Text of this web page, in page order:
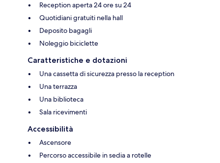
Reception aperta 24 ore su 24
Quotidiani gratuiti nella hall
Deposito bagagli
Noleggio biciclette
Caratteristiche e dotazioni
Una cassetta di sicurezza presso la reception
Una terrazza
Una biblioteca
Sala ricevimenti
Accessibilità
Ascensore
Percorso accessibile in sedia a rotelle